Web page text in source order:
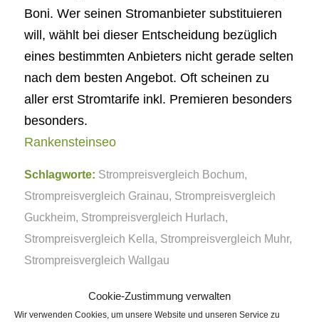
Cookie-Zustimmung verwalten
Wir verwenden Cookies, um unsere Website und unseren Service zu
Boni. Wer seinen Stromanbieter substituieren
will, wählt bei dieser Entscheidung bezüglich
eines bestimmten Anbieters nicht gerade selten
nach dem besten Angebot. Oft scheinen zu
aller erst Stromtarife inkl. Premieren besonders
besonders.
Rankensteinseo
Schlagworte: Strompreisvergleich Bochum,
Strompreisvergleich Grainau, Strompreisvergleich
Guckheim, Strompreisvergleich Hurlach,
Strompreisvergleich Kella, Strompreisvergleich Muhr,
Strompreisvergleich Wallgau
Eintrag teilen